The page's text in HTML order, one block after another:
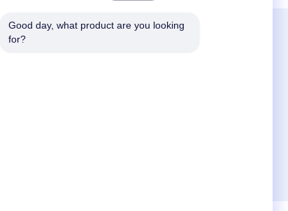
Contactez-Nous
Good day, what product are you looking
for?